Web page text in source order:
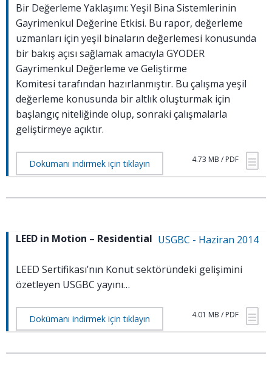
Bir Değerleme Yaklaşımı: Yeşil Bina Sistemlerinin
Gayrimenkul Değerine Etkisi. Bu rapor, değerleme
uzmanları için yeşil binaların değerlemesi konusunda
bir bakış açısı sağlamak amacıyla GYODER
Gayrimenkul Değerleme ve Geliştirme
Komitesi tarafından hazırlanmıştır. Bu çalışma yeşil
değerleme konusunda bir altlık oluşturmak için
başlangıç niteliğinde olup, sonraki çalışmalarla
geliştirmeye açıktır.
Dokümanı indirmek için tıklayın 4.73 MB / PDF
LEED in Motion – Residential USGBC - Haziran 2014
LEED Sertifikası’nın Konut sektöründeki gelişimini
özetleyen USGBC yayını…
Dokümanı indirmek için tıklayın 4.01 MB / PDF